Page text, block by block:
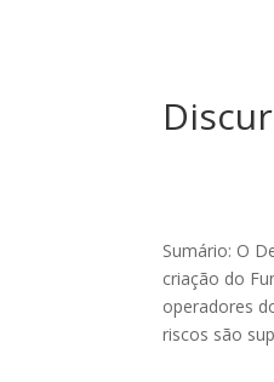
Sumário: O
criação do
operadores
riscos são